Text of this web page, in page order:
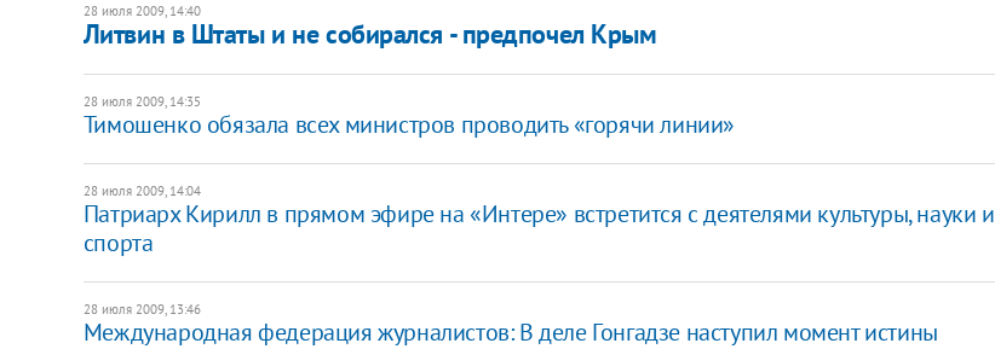
28 июля 2009, 14:40
Литвин в Штаты и не собирался - предпочел Крым
28 июля 2009, 14:35
Тимошенко обязала всех министров проводить «горячи линии»
28 июля 2009, 14:04
Патриарх Кирилл в прямом эфире на «Интере» встретится с деятелями культуры, науки и
спорта
28 июля 2009, 13:46
Международная федерация журналистов: В деле Гонгадзе наступил момент истины